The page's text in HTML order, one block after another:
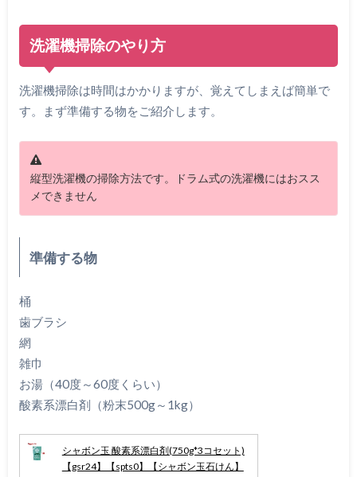
洗濯機掃除のやり方
洗濯機掃除は時間はかかりますが、覚えてしまえば簡単で
す。まず準備する物をご紹介します。
縦型洗濯機の掃除方法です。ドラム式の洗濯機にはおスス
メできません
準備する物
桶
歯ブラシ
網
雑巾
お湯（40度～60度くらい）
酸素系漂白剤（粉末500g～1kg）
シャボン玉 酸素系漂白剤(750g*3コセット)
【gsr24】【spts0】【シャボン玉石けん】